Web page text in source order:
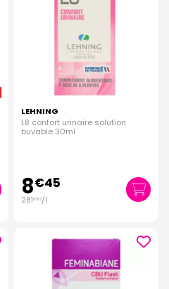
LEHNING
L8 confort urinaire solution
buvable 30ml
8€45
281€67/l.